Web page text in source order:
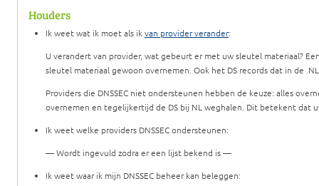
Houders
Ik weet wat ik moet als ik van provider verander:
U verandert van provider, wat gebeurt er met uw sleutel materiaal?
sleutel materiaal gewoon overnemen. Ook het DS records dat in de
Providers die DNSSEC niet ondersteunen hebben de keuze: alles
overnemen en tegelijkertijd de DS bij NL weghalen. Dit betekent dat
Ik weet welke providers DNSSEC ondersteunen:
— Wordt ingevuld zodra er een lijst bekend is —
Ik weet waar ik mijn DNSSEC beheer kan beleggen: